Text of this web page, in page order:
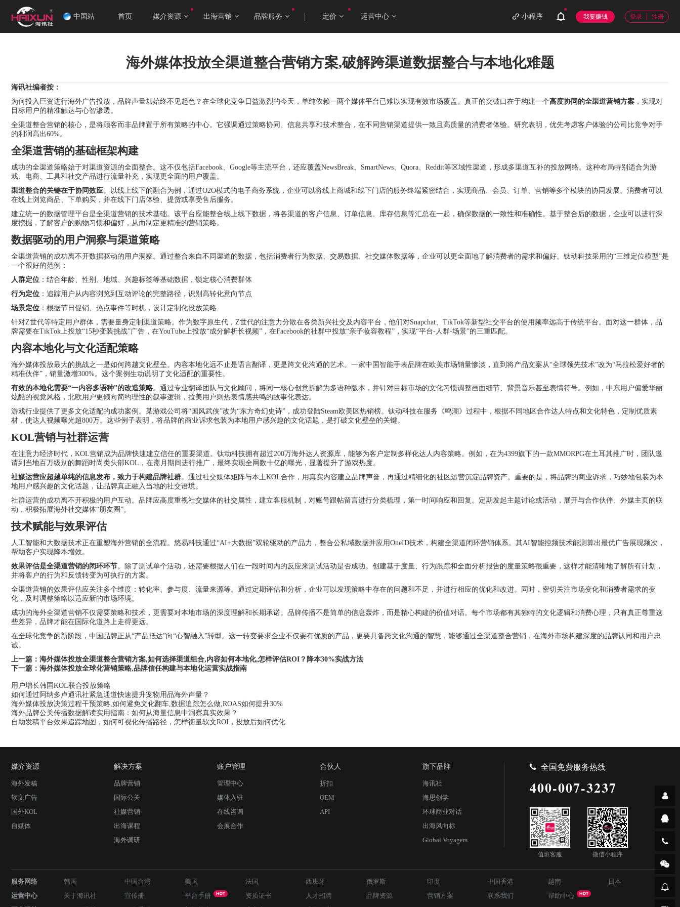
中国站 首页 媒介资源 出海营销 品牌服务 定价 运营中心 小程序 我要赚钱 登录 注册
海外媒体投放全渠道整合营销方案,破解跨渠道数据整合与本地化难题
海讯社编者按：
为何投入巨资进行海外广告投放，品牌声量却始终不见起色？在全球化竞争日益激烈的今天，单纯依赖一两个媒体平台已难以实现有效市场覆盖。真正的突破口在于构建一个高度协同的全渠道营销方案 ，实现对
目标用户的精准触达与心智渗透。
全渠道整合营销的核心，是将顾客而非品牌置于所有策略的中心。它强调通过策略协同、信息共享和技术整合，在不同营销渠道提供一致且高质量的消费者体验。研究表明，优先考虑客户体验的公司比竞争对手
的利润高出60%。
全渠道营销的基础框架构建
成功的全渠道策略始于对渠道资源的全面整合。这不仅包括Facebook、Google等主流平台，还应覆盖NewsBreak、SmartNews、Quora、Reddit等区域性渠道，形成多渠道互补的投放网络。这种布局特别适合为游
戏、电商、工具和社交产品进行流量补充，实现更全面的用户覆盖。
渠道整合的关键在于协同效应。以线上线下的融合为例，通过O2O模式的电子商务系统，企业可以将线上商城和线下门店的服务终端紧密结合，实现商品、会员、订单、营销等多个模块的协同发展。消费者可以
在线上浏览商品、下单购买，并在线下门店体验、提货或享受售后服务。
建立统一的数据管理平台是全渠道营销的技术基础。该平台应能整合线上线下数据，将各渠道的客户信息、订单信息、库存信息等汇总在一起，确保数据的一致性和准确性。基于整合后的数据，企业可以进行深
度挖掘，了解客户的购物习惯和偏好，从而制定更精准的营销策略。
数据驱动的用户洞察与渠道策略
全渠道营销的成功离不开数据驱动的用户洞察。通过整合来自不同渠道的数据，包括消费者行为数据、交易数据、社交媒体数据等，企业可以更全面地了解消费者的需求和偏好。钛动科技采用的“三维定位模型”是
一个很好的范例：
人群定位 ：结合年龄、性别、地域、兴趣标签等基础数据，锁定核心消费群体
行为定位 ：追踪用户从内容浏览到互动评论的完整路径，识别高转化意向节点
场景定位 ：根据节日促销、热点事件等时机，设计定制化投放策略
针对Z世代等特定用户群体，需要量身定制渠道策略。作为数字原生代，Z世代的注意力分散在各类新兴社交及内容平台，他们对Snapchat、TikTok等新型社交平台的使用频率远高于传统平台。面对这一群体，品
牌需要在TikTok上投放“15秒变装挑战”广告，在YouTube上投放“成分解析长视频”，在Facebook的社群中投放“亲子妆容教程”，实现“平台-人群-场景”的三重匹配。
内容本地化与文化适配策略
海外媒体投放最大的挑战之一是如何跨越文化壁垒。内容本地化远不止是语言翻译，更是跨文化沟通的艺术。一家中国智能手表品牌在欧美市场销量惨淡，直到将产品文案从“全球领先技术”改为“马拉松爱好者的
精准伙伴”，销量激增300%。这个案例生动说明了文化适配的重要性。
有效的本地化需要“一内容多语种”的改造策略。通过专业翻译团队与文化顾问，将同一核心创意拆解为多语种版本，并针对目标市场的文化习惯调整画面细节、背景音乐甚至表情符号。例如，中东用户偏爱华丽
炫酷的视觉风格，北欧用户更倾向简约理性的叙事逻辑，拉美用户则热衷情感共鸣的故事化表达。
游戏行业提供了更多文化适配的成功案例。某游戏公司将“国风武侠”改为“东方奇幻史诗”，成功登陆Steam欧美区热销榜。钛动科技在服务《鸣潮》过程中，根据不同地区合作达人特点和文化特色，定制优质素
材，使达人视频曝光超800万。这些例子表明，将品牌的商业诉求包装为本地用户感兴趣的文化话题，是打破文化壁垒的关键。
KOL营销与社群运营
在注意力经济时代，KOL营销成为品牌快速建立信任的重要渠道。钛动科技拥有超过200万海外达人资源库，能够为客户定制多样化达人内容策略。例如，在为4399旗下的一款MMORPG在土耳其推广时，团队邀
请到当地百万级别的舞蹈时尚类头部KOL，在斋月期间进行推广，最终实现全网数十亿的曝光，显著提升了游戏热度。
社媒运营应超越单纯的信息发布，致力于构建品牌社群。通过社交媒体矩阵与本土KOL合作，用真实内容建立品牌声誉，再通过精细化的社区运营沉淀品牌资产。重要的是，将品牌的商业诉求，巧妙地包装为本
地用户感兴趣的文化话题，让品牌真正融入当地的社交语境。
社群运营的成功离不开积极的用户互动。品牌应高度重视社交媒体的社交属性，建立客服机制，对账号跟帖留言进行分类梳理，第一时间响应和回复。定期发起主题讨论或活动，展开与合作伙伴、外媒主页的联
动，积极拓展海外社交媒体“朋友圈”。
技术赋能与效果评估
人工智能和大数据技术正在重塑海外营销的全流程。悠易科技通过“AI+大数据”双轮驱动的产品力，整合公私域数据并应用OneID技术，构建全渠道闭环营销体系。其AI智能控频技术能测算出最优广告展现频次，
帮助客户实现降本增效。
效果评估是全渠道营销的闭环环节。除了测试单个活动，还需要根据人们在一段时间内的反应来测试活动是否成功。创建基于度量、行为跟踪和全面分析报告的度量策略很重要，这样才能清晰地了解所有计划，
并将客户的行为和反馈转变为可执行的方案。
全渠道营销的效果评估应关注多个维度：转化率、参与度、流量来源等。通过定期评估和分析，企业可以发现策略中存在的问题和不足，并进行相应的优化和改进。同时，密切关注市场变化和消费者需求的变
化，及时调整策略以适应新的市场环境。
成功的海外全渠道营销不仅需要策略和技术，更需要对本地市场的深度理解和长期承诺。品牌传播不是简单的信息轰炸，而是精心构建的价值对话。每个市场都有其独特的文化逻辑和消费心理，只有真正尊重这
些差异，品牌才能在国际化道路上走得更远。
在全球化竞争的新阶段，中国品牌正从“产品抵达”向“心智融入”转型。这一转变要求企业不仅要有优质的产品，更要具备跨文化沟通的智慧，能够通过全渠道整合营销，在海外市场构建深度的品牌认同和用户忠
诚。
上一篇： 海外媒体投放全渠道整合营销方案,如何选择渠道组合,内容如何本地化,怎样评估ROI？降本30%实战方法
下一篇： 海外媒体投放全球化营销策略,品牌信任构建与本地化运营实战指南
用户增长韩国KOL联合投放策略
如何通过阿纳多卢通讯社紧急通道快速提升宠物用品海外声量？
海外媒体投放决策过程干预策略,如何避免文化翻车,数据追踪怎么做,ROAS如何提升30%
海外品牌公关传播数据解读实用指南：如何从海量信息中洞察真实效果？
自助发稿平台效果追踪地图，如何可视化传播路径，怎样衡量软文ROI，投放后如何优化
媒介资源
海外发稿
软文广告
国外KOL
自媒体
解决方案
品牌营销
国际公关
社媒营销
出海课程
海外调研
账户管理
管理中心
媒体入驻
在线咨询
会展合作
合伙人
折扣
OEM
API
旗下品牌
海讯社
海思创学
环球商业对话
出海风向标
Global Voyagers
全国免费服务热线
400-007-3237
值班客服 微信小程序
服务网络 韩国 中国台湾 美国 法国 西班牙 俄罗斯 印度 中国香港 越南
日本
运营中心
关于海讯社 宣传册 平台手册 资质证书 人才招聘 品牌资源 营销方案 联系我们
帮助中心